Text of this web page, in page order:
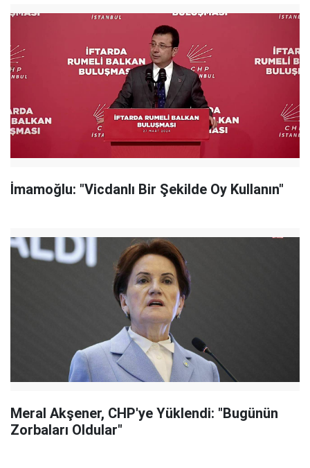
İmamoğlu: "Vicdanlı Bir Şekilde Oy Kullanın"
Meral Akşener, CHP'ye Yüklendi: "Bugünün
Zorbaları Oldular"